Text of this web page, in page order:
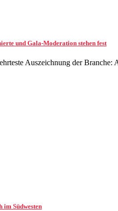
und Gala-Moderation stehen fest
Auszeichnung der
im Südwesten